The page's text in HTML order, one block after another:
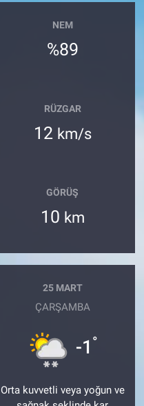
NEM
%89
RÜZGAR
12 km/s
GÖRÜŞ
10 km
25 MART
ÇARŞAMBA
-1 °
Orta kuvvetli veya yoğun ve